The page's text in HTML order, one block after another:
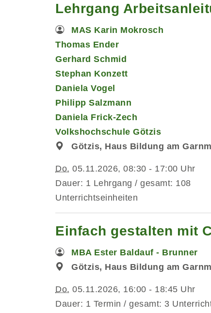
Lehrgang
MAS Karin Mokrosch
Thomas Ender
Gerhard Schmid
Stephan Konzett
Daniela Vogel
Philipp Salzmann
Daniela Frick-Zech
Volkshochschule Götzis
Götzis, Haus Bildung am
Do. 05.11.2026, 08:30 - 17:00 Uhr
Dauer: 1 Lehrgang / gesamt: 108
Unterrichtseinheiten
Einfach gestalten mit
MBA Ester Baldauf - Brunner
Götzis, Haus Bildung am
Do. 05.11.2026, 16:00 - 18:45 Uhr
Dauer: 1 Termin / gesamt: 3